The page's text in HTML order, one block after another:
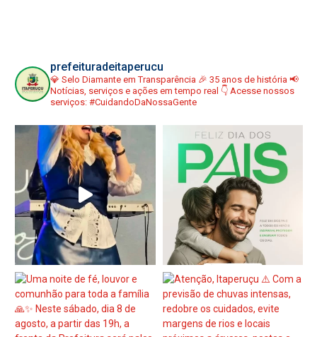
prefeituradeitaperucu
💎 Selo Diamante em Transparência 🎉 35 anos de história 📢
Notícias, serviços e ações em tempo real 👇 Acesse nossos
serviços: #CuidandoDaNossaGente